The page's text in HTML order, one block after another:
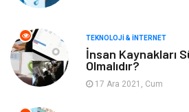
Gayrimenkul Spor
Finans& Ekonomi Anne
TEKNOLOJI & İNTERNET
İnsan Kaynakları
Olmalıdır?
17 Ara 2021, Cum